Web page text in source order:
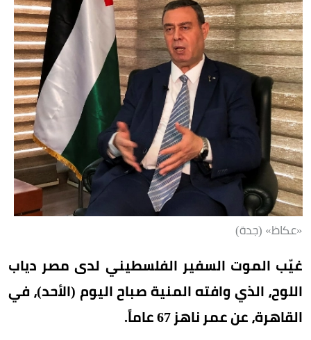
«عكاظ» (جدة)
غيّب الموت السفير الفلسطيني لدى مصر دياب
اللوح، الذي وافته المنية صباح اليوم (الأحد)، في
القاهرة، عن عمر ناهز 67 عاماً.